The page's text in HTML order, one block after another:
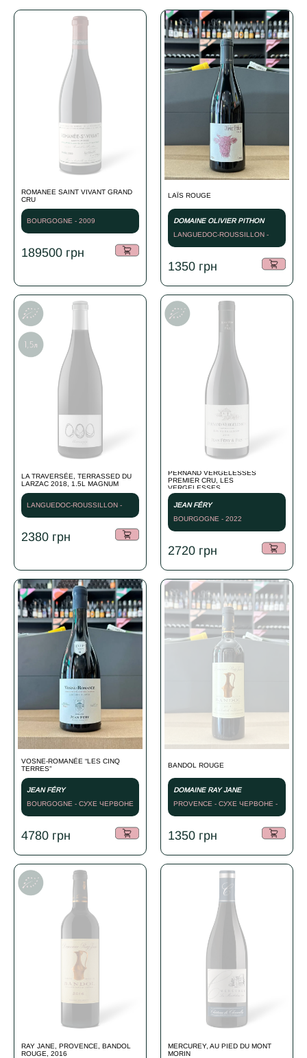
ROMANEE SAINT VIVANT GRAND
CRU
BOURGOGNE - 2009
189500 грн
LAЇS ROUGE
DOMAINE OLIVIER PITHON
LANGUEDOC-ROUSSILLON -
СУХЕ ЧЕРВОНЕ - 2020
1350 грн
LA TRAVERSÉE, TERRASSED DU
LARZAC 2018, 1.5L MAGNUM
LANGUEDOC-ROUSSILLON -
2018
2380 грн
PERNAND VERGELESSES
PREMIER CRU, LES
VERGELESSES
JEAN FÉRY
BOURGOGNE - 2022
2720 грн
VOSNE-ROMANÉE “LES CINQ
TERRES”
JEAN FÉRY
BOURGOGNE - СУХЕ ЧЕРВОНЕ
- 2023
4780 грн
BANDOL ROUGE
DOMAINE RAY JANE
PROVENCE - СУХЕ ЧЕРВОНЕ -
2014
1350 грн
RAY JANE, PROVENCE, BANDOL
ROUGE, 2016
MERCUREY, AU PIED DU MONT
MORIN